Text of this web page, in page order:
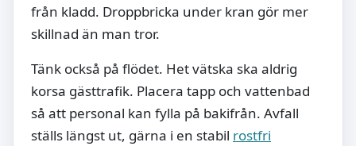
från kladd. Droppbricka under kran gör mer
skillnad än man tror.
Tänk också på flödet. Het vätska ska aldrig
korsa gästtrafik. Placera tapp och vattenbad
så att personal kan fylla på bakifrån. Avfall
ställs längst ut, gärna i en stabil rostfri